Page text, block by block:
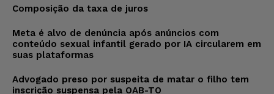
Composição da taxa de juros
Meta é alvo de denúncia após anúncios com
conteúdo sexual infantil gerado por IA circularem em
suas plataformas
Advogado preso por suspeita de matar o filho tem
inscrição suspensa pela OAB-TO